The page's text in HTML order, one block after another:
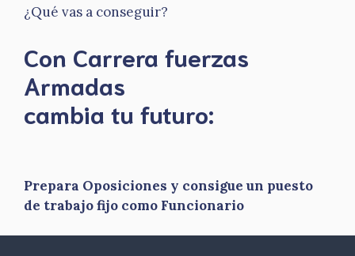
¿Qué vas a conseguir?
Con Carrera fuerzas
Armadas
​cambia tu futuro:
Prepara Oposiciones y consigue un puesto
de trabajo fijo como Funcionario